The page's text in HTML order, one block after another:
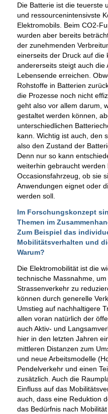
Die Batterie ist die teuerste
und ressourcenintensivste
Elektromobils. Beim CO2-
wurden aber bereits
der zunehmenden
einerseits der Druck auf die
andererseits steigt auch die
Lebensende erreichen.
Rohstoffe in Batterien
die Prozesse noch nicht
geht also vor allem darum,
gestaltet werden können,
unterschiedlichen
kann. Wichtig ist auch, den
also den Zustand der
Denn nur so kann
weiterhin gebraucht werden
Occasionsfahrzeug, ob sie
Anwendungen eignet oder
werden soll.
Im Forschungskonzept
Themen im
Zum Beispiel das
Mobilitätsverhalten und
Warum?
Die Elektromobilität ist die
technische Massnahme,
Strassenverkehr zu
können durch generelle
Umstieg auf nachhaltigere
allen voran natürlich der
auch Aktiv- und
hier in den letzten Jahren
mittleren Distanzen zum
und neue Arbeitsmodelle
Pendelverkehr und einen
zusätzlich. Auch die
Einfluss auf das
auch, dass eine Reduktion
das Bedürfnis nach